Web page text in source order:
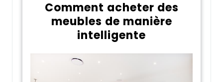
Comment acheter des
meubles de manière
intelligente